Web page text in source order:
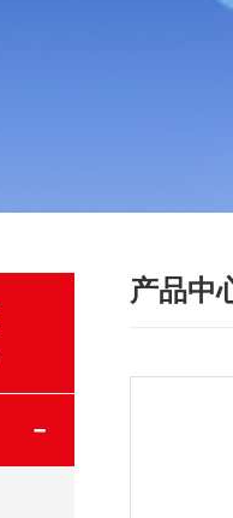
产品中